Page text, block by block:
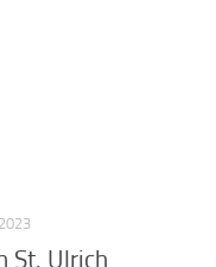
St. Ulrich